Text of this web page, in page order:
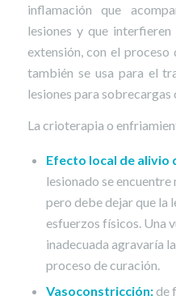
inflamación que
lesiones y que
extensión, con el
también se usa para el
lesiones para sobrecargas
La crioterapia o
Efecto local de alivio
lesionado se encuentre
pero debe dejar que la
esfuerzos físicos. Una
inadecuada agravaría
proceso de curación.
Vasoconstricción:de